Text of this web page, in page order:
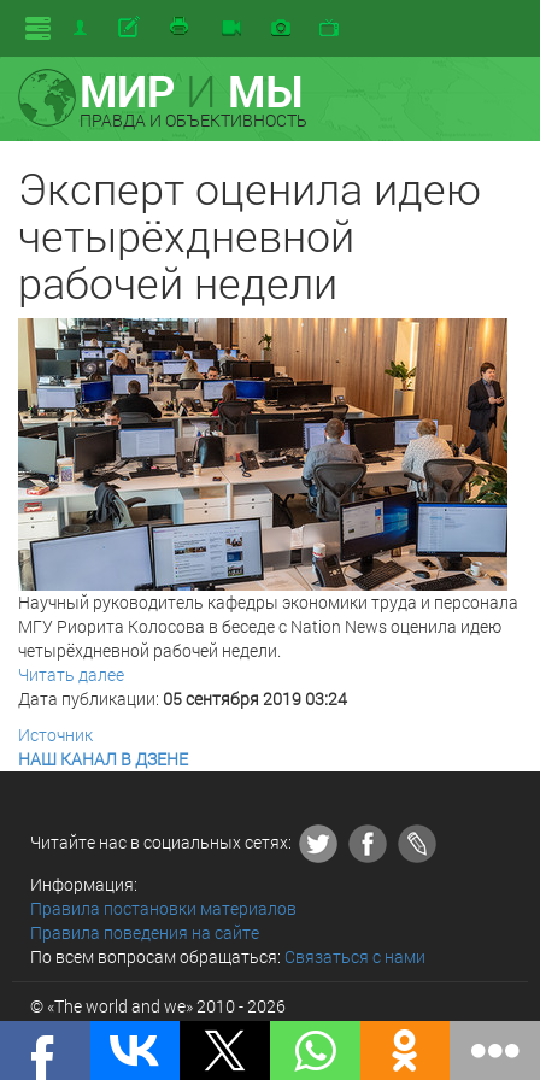
МИРИ МЫ
ПРАВДА И ОБЪЕКТИВНОСТЬ
Эксперт оценила идею
четырёхдневной
рабочей недели
Научный руководитель кафедры экономики труда и персонала
МГУ Риорита Колосова в беседе с Nation News оценила идею
четырёхдневной рабочей недели.
Читать далее
Дата публикации: 05 сентября 2019 03:24
Источник
НАШ КАНАЛ В ДЗЕНЕ
Читайте нас в социальных сетях:
Информация:
Правила постановки материалов
Правила поведения на сайте
По всем вопросам обращаться: Связаться с нами
© «The world and we» 2010 - 2026